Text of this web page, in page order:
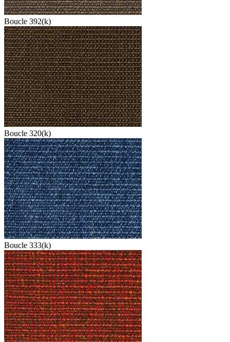
Boucle 392(k)
Boucle 320(k)
Boucle 333(k)